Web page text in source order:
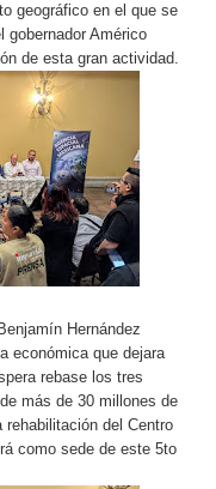
geográfico en el que se
gobernador Américo
de esta gran actividad.
Hernández
económica que dejara
rebase los tres
más de 30 millones de
rehabilitación del Centro
como sede de este 5to